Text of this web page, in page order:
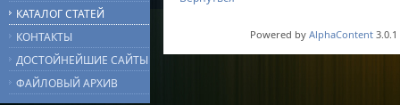
Powered by AlphaContent3.0.1
КАТАЛОГ СТАТЕЙ
КОНТАКТЫ
ДОСТОЙНЕЙШИЕ САЙТЫ
ФАЙЛОВЫЙ АРХИВ